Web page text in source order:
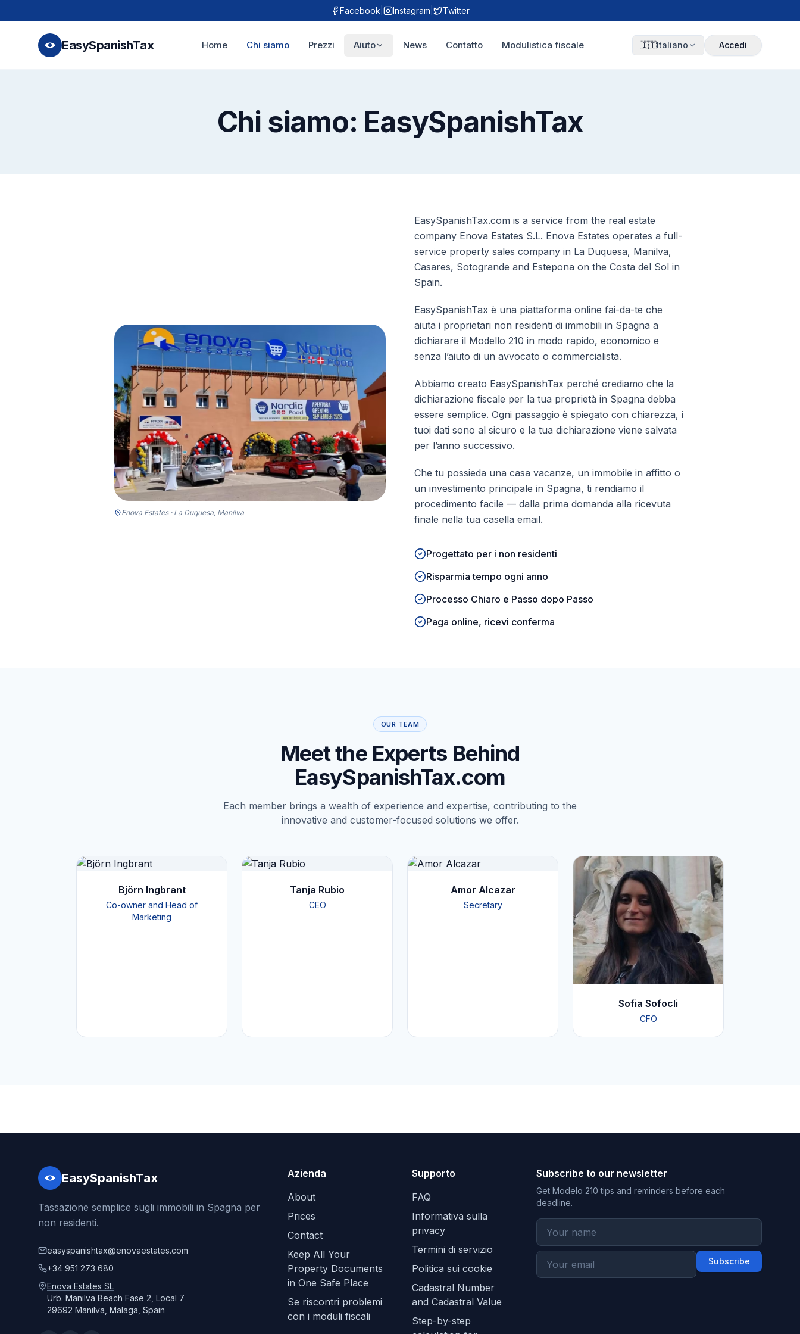
Facebook Instagram Twitter
EasySpanishTax Home Chi siamo Prezzi Aiuto News Contatto Modulistica fiscale 🇮🇹Italiano Accedi
Chi siamo: EasySpanishTax
Enova Estates · La Duquesa, Manilva
EasySpanishTax.com is a service from the real estate
company Enova Estates S.L. Enova Estates operates a full-
service property sales company in La Duquesa, Manilva,
Casares, Sotogrande and Estepona on the Costa del Sol in
Spain.
EasySpanishTax è una piattaforma online fai-da-te che
aiuta i proprietari non residenti di immobili in Spagna a
dichiarare il Modello 210 in modo rapido, economico e
senza l’aiuto di un avvocato o commercialista.
Abbiamo creato EasySpanishTax perché crediamo che la
dichiarazione fiscale per la tua proprietà in Spagna debba
essere semplice. Ogni passaggio è spiegato con chiarezza, i
tuoi dati sono al sicuro e la tua dichiarazione viene salvata
per l’anno successivo.
Che tu possieda una casa vacanze, un immobile in affitto o
un investimento principale in Spagna, ti rendiamo il
procedimento facile — dalla prima domanda alla ricevuta
finale nella tua casella email.
Progettato per i non residenti
Risparmia tempo ogni anno
Processo Chiaro e Passo dopo Passo
Paga online, ricevi conferma
OUR TEAM
Meet the Experts Behind
EasySpanishTax.com
Each member brings a wealth of experience and expertise, contributing to the
innovative and customer-focused solutions we offer.
Björn Ingbrant
Co-owner and Head of
Marketing
Tanja Rubio
CEO
Amor Alcazar
Secretary
Sofia Sofocli
CFO
EasySpanishTax
Tassazione semplice sugli immobili in Spagna per
non residenti.
easyspanishtax@enovaestates.com
+34 951 273 680
Enova Estates SL
Urb. Manilva Beach Fase 2, Local 7
29692 Manilva, Malaga, Spain
Azienda
About
Prices
Contact
Keep All Your
Property Documents
in One Safe Place
Se riscontri problemi
con i moduli fiscali
Supporto
FAQ
Informativa sulla
privacy
Termini di servizio
Politica sui cookie
Cadastral Number
and Cadastral Value
Step-by-step
Subscribe to our newsletter
Get Modelo 210 tips and reminders before each
deadline.
Subscribe